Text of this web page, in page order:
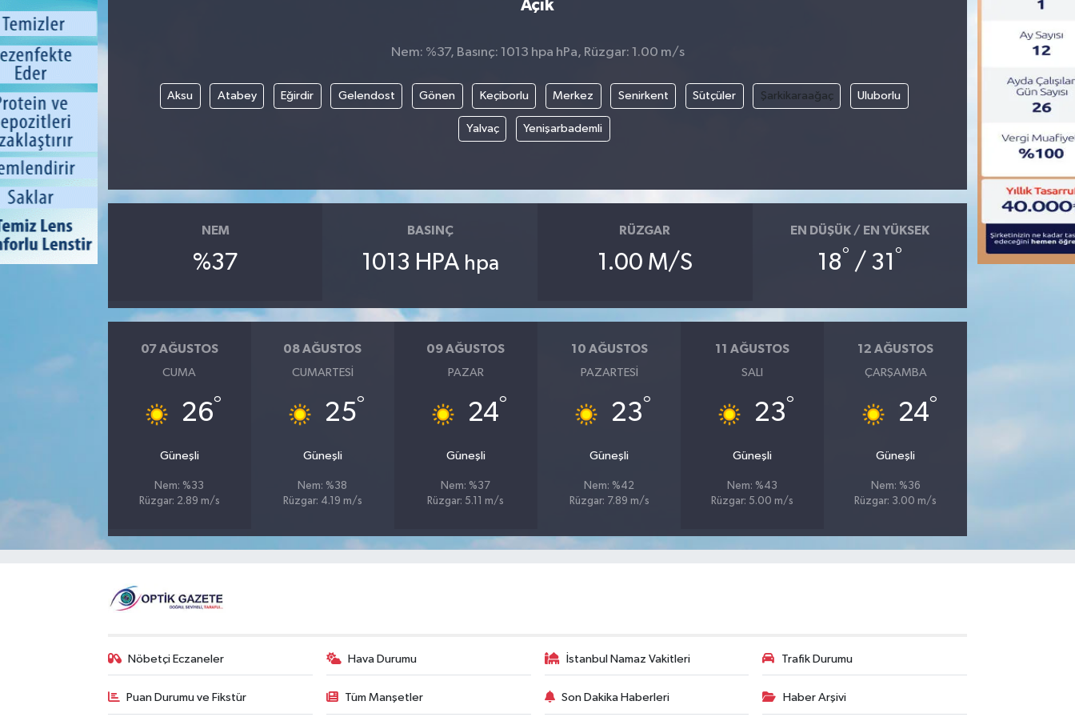
Açık
Nem: %37, Basınç: 1013 hpa hPa, Rüzgar: 1.00 m/s
Aksu Atabey Eğirdir Gelendost Gönen Keçiborlu Merkez Senirkent Sütçüler Şarkikaraağaç Uluborlu
Yalvaç Yenişarbademli
NEM
%37
BASINÇ
1013 HPA hpa
RÜZGAR
1.00 M/S
EN DÜŞÜK / EN YÜKSEK
18° / 31 °
07 AĞUSTOS
CUMA
26°
Güneşli
Nem: %33
Rüzgar: 2.89 m/s
08 AĞUSTOS
CUMARTESI
25°
Güneşli
Nem: %38
Rüzgar: 4.19 m/s
09 AĞUSTOS
PAZAR
24°
Güneşli
Nem: %37
Rüzgar: 5.11 m/s
10 AĞUSTOS
PAZARTESI
23°
Güneşli
Nem: %42
Rüzgar: 7.89 m/s
11 AĞUSTOS
SALI
23°
Güneşli
Nem: %43
Rüzgar: 5.00 m/s
12 AĞUSTOS
ÇARŞAMBA
24°
Güneşli
Nem: %36
Rüzgar: 3.00 m/s
Nöbetçi Eczaneler Hava Durumu İstanbul Namaz Vakitleri Trafik Durumu
Puan Durumu ve Fikstür Tüm Manşetler Son Dakika Haberleri Haber Arşivi